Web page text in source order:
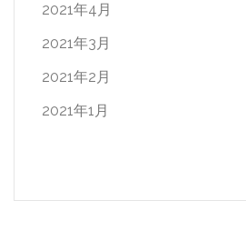
2021年4月
2021年3月
2021年2月
2021年1月